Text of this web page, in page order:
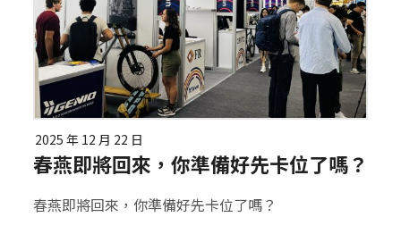
2025 年 12 月 22 日
春燕即將回來，你準備好先卡位了嗎？
春燕即將回來，你準備好先卡位了嗎？